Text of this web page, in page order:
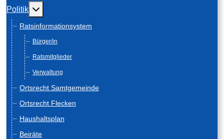
Politik Weitere Informationen: Politik
Ratsinformationsystem
Bürger/in
Ratsmitglieder
Verwaltung
Ortsrecht Samtgemeinde
Ortsrecht Flecken
Haushaltsplan
Beiräte